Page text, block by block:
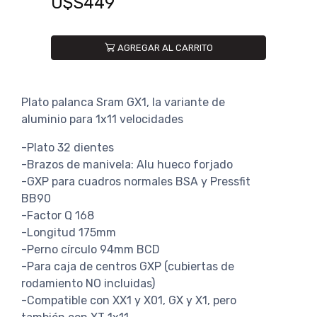
AGREGAR AL CARRITO
Plato palanca Sram GX1, la variante de
aluminio para 1x11 velocidades
-Plato 32 dientes
-Brazos de manivela: Alu hueco forjado
-GXP para cuadros normales BSA y Pressfit
BB90
-Factor Q 168
-Longitud 175mm
-Perno círculo 94mm BCD
-Para caja de centros GXP (cubiertas de
rodamiento NO incluidas)
-Compatible con XX1 y X01, GX y X1, pero